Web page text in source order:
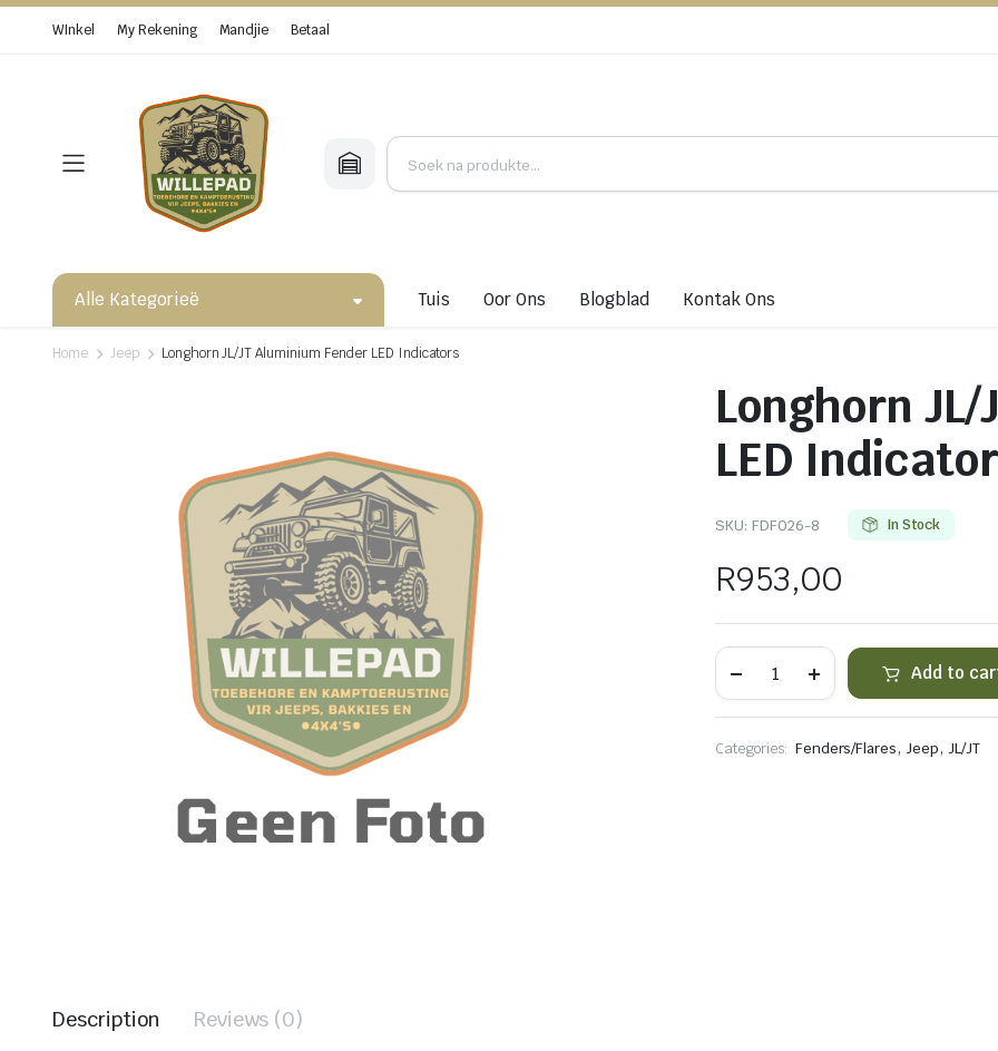
WInkel My Rekening Mandjie Betaal
Alle Kategorieë Tuis Oor Ons Blogblad Kontak Ons
Home Jeep Longhorn JL/JT Aluminium Fender LED Indicators
Longhorn
LED
SKU: FDF026-8 In Stock
R953,00
JL/JT
Fender
Indicators
Add to
Categories: Fenders/Flares, Jeep, JL/JT
Description Reviews (0)